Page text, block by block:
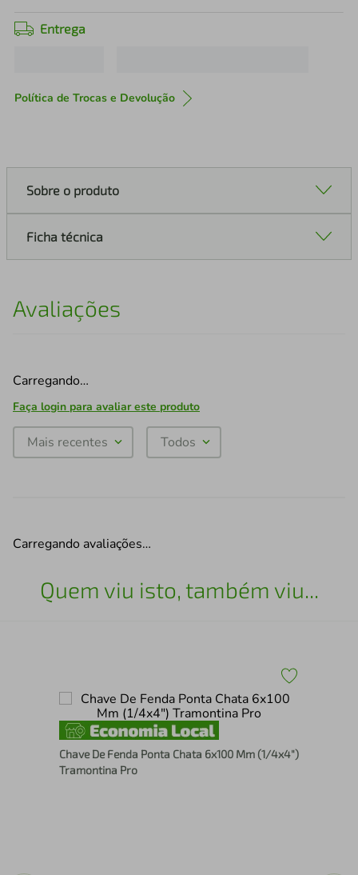
Entrega
Política de Trocas e Devolução
Sobre o produto
Ficha técnica
Avaliações
Carregando…
Faça login para avaliar este produto
Mais recentes Todos
Carregando avaliações…
Quem viu isto, também viu...
Chave De Fenda Ponta Chata 6x100 Mm (1/4x4")
Tramontina Pro